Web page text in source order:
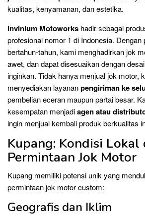
kualitas, kenyamanan, dan estetika.
Invinium Motoworks hadir sebagai
profesional nomor 1 di Indonesia. Dengan
bertahun-tahun, kami menghadirkan jok
awet, dan dapat disesuaikan dengan
inginkan. Tidak hanya menjual jok motor,
menyediakan layananpengiriman ke
pembelian eceran maupun partai besar.
kesempatan menjadiagen atau
ingin menjual kembali produk berkualitas
Kupang: Kondisi Lokal
Permintaan Jok Motor
Kupang memiliki potensi unik yang
permintaan jok motor custom:
Geografis dan Iklim